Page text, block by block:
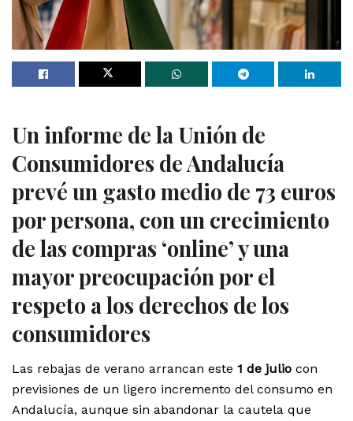
Un informe de la Unión de
Consumidores de Andalucía
prevé un gasto medio de 73 euros
por persona, con un crecimiento
de las compras ‘online’ y una
mayor preocupación por el
respeto a los derechos de los
consumidores
Las rebajas de verano arrancan este 1 de julio con
previsiones de un ligero incremento del consumo en
Andalucía, aunque sin abandonar la cautela que